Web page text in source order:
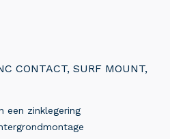
CONTACT, SURF MOUNT,
een zinklegering